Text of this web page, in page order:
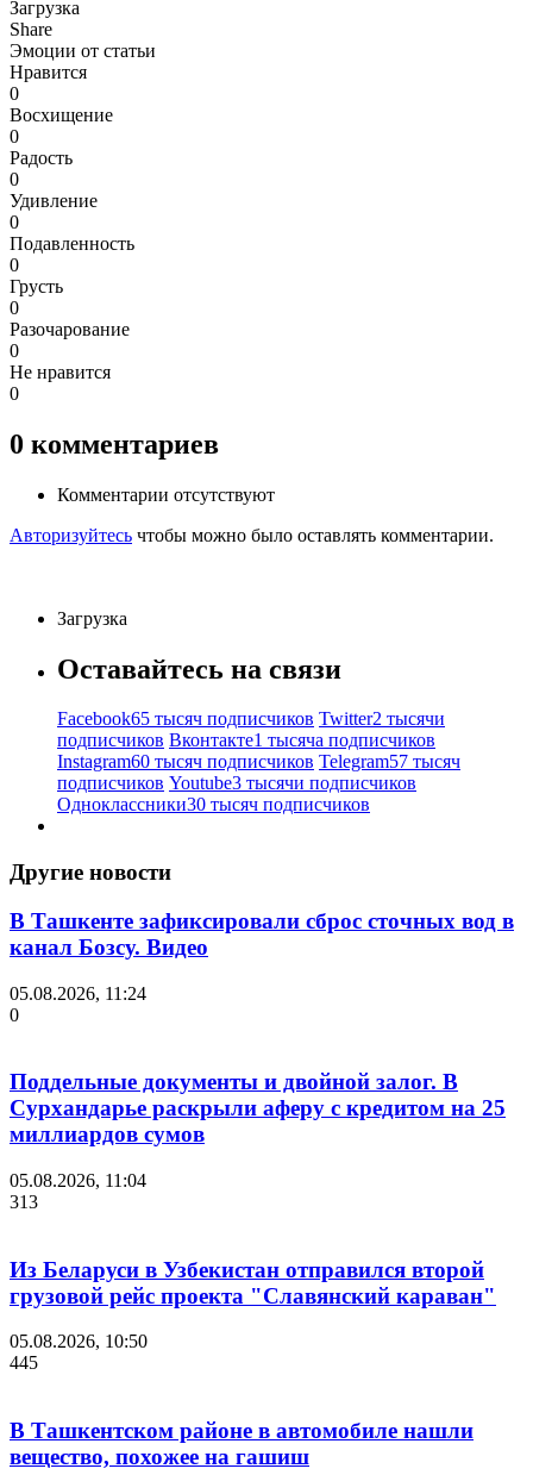
Загрузка
Share
Эмоции от статьи
Нравится
0
Восхищение
0
Радость
0
Удивление
0
Подавленность
0
Грусть
0
Разочарование
0
Не нравится
0
0 комментариев
Комментарии отсутствуют
Авторизуйтесь чтобы можно было оставлять комментарии.
Загрузка
Оставайтесь на связи
Facebook65 тысяч подписчиков Twitter2 тысячи
подписчиков Вконтакте1 тысяча подписчиков
Instagram60 тысяч подписчиков Telegram57 тысяч
подписчиков Youtube3 тысячи подписчиков
Одноклассники30 тысяч подписчиков
Другие новости
В Ташкенте зафиксировали сброс сточных вод в
канал Бозсу. Видео
05.08.2026, 11:24
0
Поддельные документы и двойной залог. В
Сурхандарье раскрыли аферу с кредитом на 25
миллиардов сумов
05.08.2026, 11:04
313
Из Беларуси в Узбекистан отправился второй
грузовой рейс проекта "Славянский караван"
05.08.2026, 10:50
445
В Ташкентском районе в автомобиле нашли
вещество, похожее на гашиш